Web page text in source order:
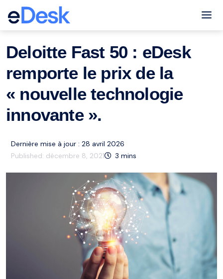
eCommerce Support Central Ressources
Deloitte Fast 50 : eDesk
remporte le prix de la
« nouvelle technologie
innovante ».
Dernière mise à jour : 28 avril 2026
Published: décembre 8, 2021 3 mins